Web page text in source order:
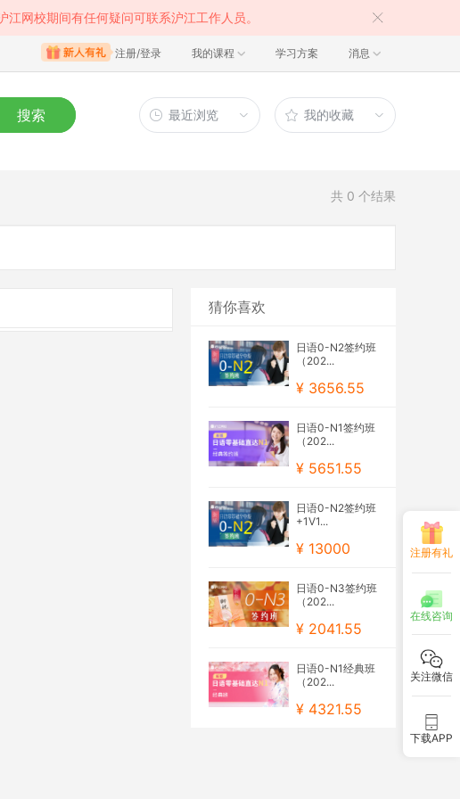
网校期间有任何疑问可联系沪江工作人员。
注册/登录 我的课程 学习方案 消息
搜索 最近浏览 我的收藏
共 0 个结果
猜你喜欢
日语0-N2签约班
（202...
¥ 3656.55
日语0-N1签约班
（202...
¥ 5651.55
日语0-N2签约班
+1V1...
¥ 13000
日语0-N3签约班
（202...
¥ 2041.55
日语0-N1经典班
（202...
¥ 4321.55
注册有礼
在线咨询
关注微信
下载APP